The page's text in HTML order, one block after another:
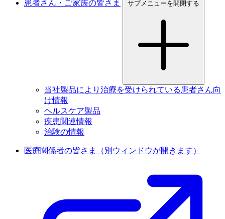
患者さん・ご家族の皆さま サブメニューを開閉する
当社製品により治療を受けられている患者さん向
け情報
ヘルスケア製品
疾患関連情報
治験の情報
医療関係者の皆さま （別ウィンドウが開きます）